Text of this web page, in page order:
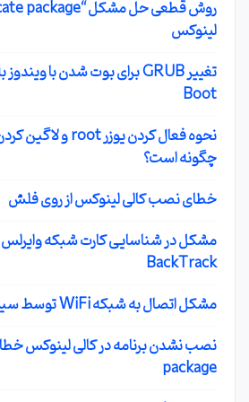
لینوکس
Boot
چگونه است؟
خطای نصب کالی لینوکس از روی فلش
BackTrack
مشکل اتصال به شبکه WiFi توسط سیستم عامل Ubuntu
package